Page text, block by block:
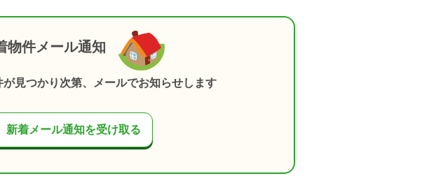
物件メール通知
が見つかり次第、メールでお知らせします
新着メール通知を受け取る